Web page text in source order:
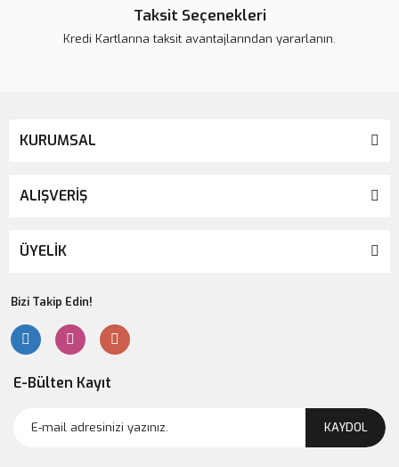
Taksit Seçenekleri
Kredi Kartlarına taksit avantajlarından yararlanın.
KURUMSAL
ALIŞVERİŞ
ÜYELİK
Bizi Takip Edin!
E-Bülten Kayıt
KAYDOL